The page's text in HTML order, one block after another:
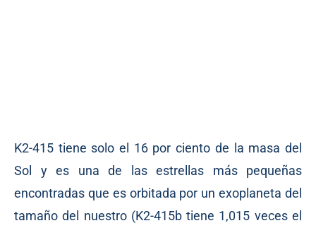
K2-415 tiene solo el 16 por ciento de la masa del
Sol y es una de las estrellas más pequeñas
encontradas que es orbitada por un exoplaneta del
tamaño del nuestro (K2-415b tiene 1,015 veces el